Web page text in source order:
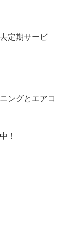
定期サービ
ングとエアコ
！